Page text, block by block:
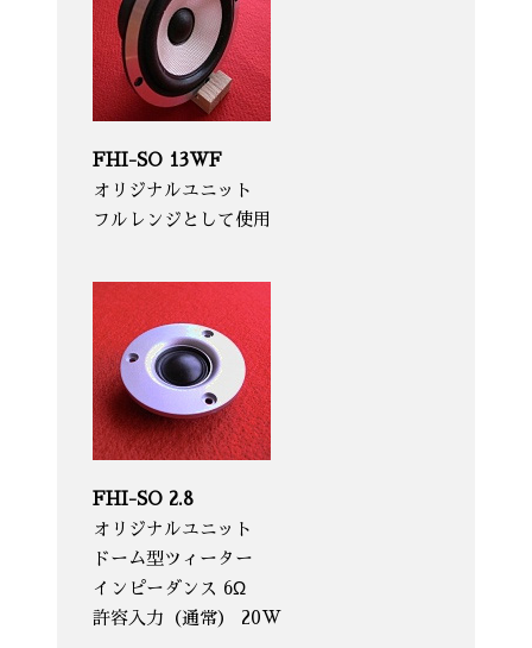
FHI-SO 13WF
オリジナルユニット
フルレンジとして使用
FHI-SO 2.8
オリジナルユニット
ドーム型ツィーター
インピーダンス 6Ω
許容入力（通常） 20W